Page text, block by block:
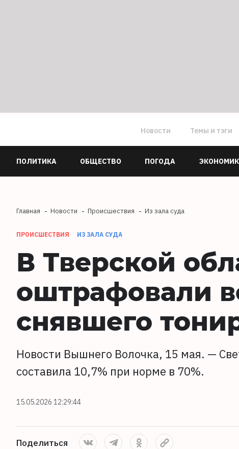
Новости Темы и тэги
ПОЛИТИКА ОБЩЕСТВО ПОГОДА
Главная Новости Происшествия Из зала суда
ПРОИСШЕСТВИЯ ИЗ ЗАЛА СУДА
В Тверской
оштрафовали
снявшего
Новости Вышнего Волочка, 15 мая. —
составила 10,7% при норме в 70%.
15.05.2026 12:29:44
Поделиться